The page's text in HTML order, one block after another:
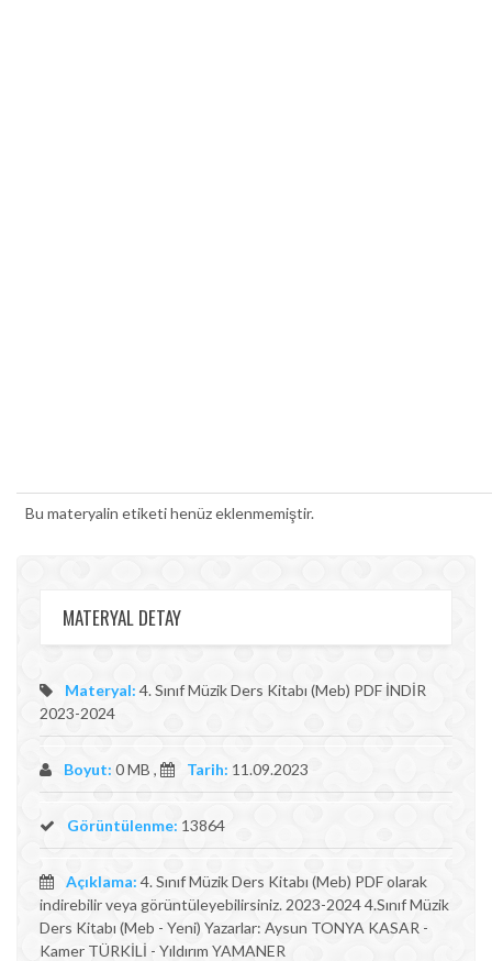
Bu materyalin etiketi henüz eklenmemiştir.
MATERYAL DETAY
Materyal: 4. Sınıf Müzik Ders Kitabı (Meb) PDF İNDİR
2023-2024
Boyut: 0 MB , Tarih: 11.09.2023
Görüntülenme: 13864
Açıklama: 4. Sınıf Müzik Ders Kitabı (Meb) PDF olarak
indirebilir veya görüntüleyebilirsiniz. 2023-2024 4.Sınıf Müzik
Ders Kitabı (Meb - Yeni) Yazarlar: Aysun TONYA KASAR -
Kamer TÜRKİLİ - Yıldırım YAMANER